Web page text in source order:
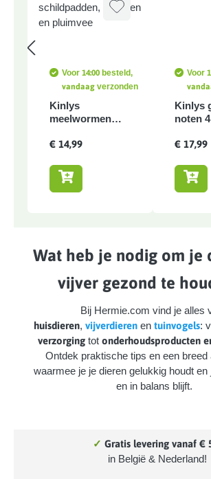
Voor 14:00besteld,
vandaagverzonden
Kinlys
meelwormen
buitenvogels -
meelwormen - Rijk
aan eiwitten -
pluimvee
€ 14,99
Voor
Kinlys
noten
Geliefd
€ 17,99
Wat heb je nodig om je
vijver gezond te
Bij Hermie.com vind je alles
huisdieren, vijverdieren en tuinvogels:
verzorgingtot onderhoudsproducten
Ontdek praktische tips en een breed
waarmee je je dieren gelukkig houdt en
en in balans blijft.
✓ Gratis levering vanaf €
in België & Nederland!